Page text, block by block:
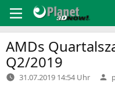
Inhalt
springen
AMDs
Q2/2019
31.07.2019 14:54 Uhr